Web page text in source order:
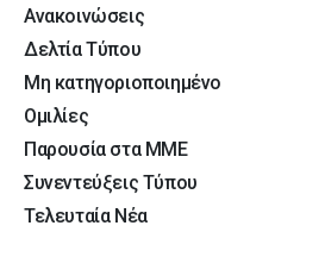
Ανακοινώσεις
Δελτία Τύπου
Μη κατηγοριοποιημένο
Ομιλίες
Παρουσία στα ΜΜΕ
Συνεντεύξεις Τύπου
Τελευταία Νέα